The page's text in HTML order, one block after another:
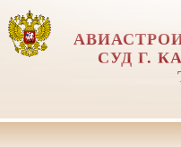
СУД Г.